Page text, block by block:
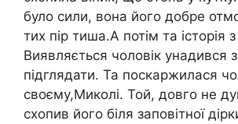
було сили, вона його добре
тих пір тиша.А потім та історія
Виявляється чоловік унадився
підглядати. Та поскаржилася
своєму,Миколі. Той, довго не
схопив його біля заповітної